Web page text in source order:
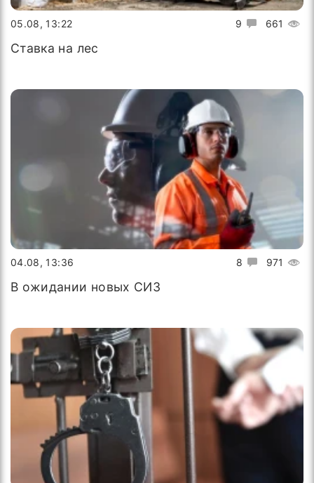
9 661
05.08, 13:22
Ставка на лес
8 971
04.08, 13:36
В ожидании новых СИЗ